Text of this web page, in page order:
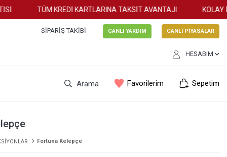
TÜM KREDİ KARTLARINA TAKSİT AVANTAJI KOLAY
SIPARIŞ TAKIBI CANLI YARDIM CANLI PİYASALAR
HESABIM
Arama Favorilerim Sepetim
Fortuna Kelepçe